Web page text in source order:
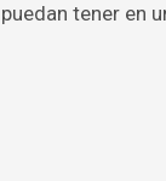
puedan tener en